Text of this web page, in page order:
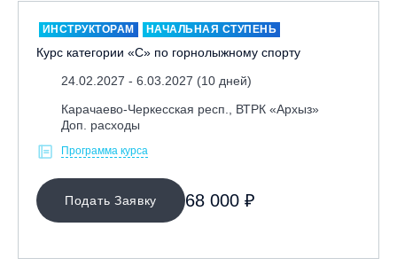
Республика Башкортостан, ГЛЦ "Банное"
Республика Башкортостан., с. Новоабзаково, ГЛЦ
Самара, ГЛК «СОК»
Санкт-Петербург, Всесезонный курорт «Игора»
ИНСТРУКТОРАМ НАЧАЛЬНАЯ СТУПЕНЬ
Курс категории «С» по горнолыжному спорту
24.02.2027 - 6.03.2027 (10 дней)
Карачаево-Черкесская респ., ВТРК «Архыз»
Доп. расходы
Программа курса
Подать Заявку 68 000 ₽